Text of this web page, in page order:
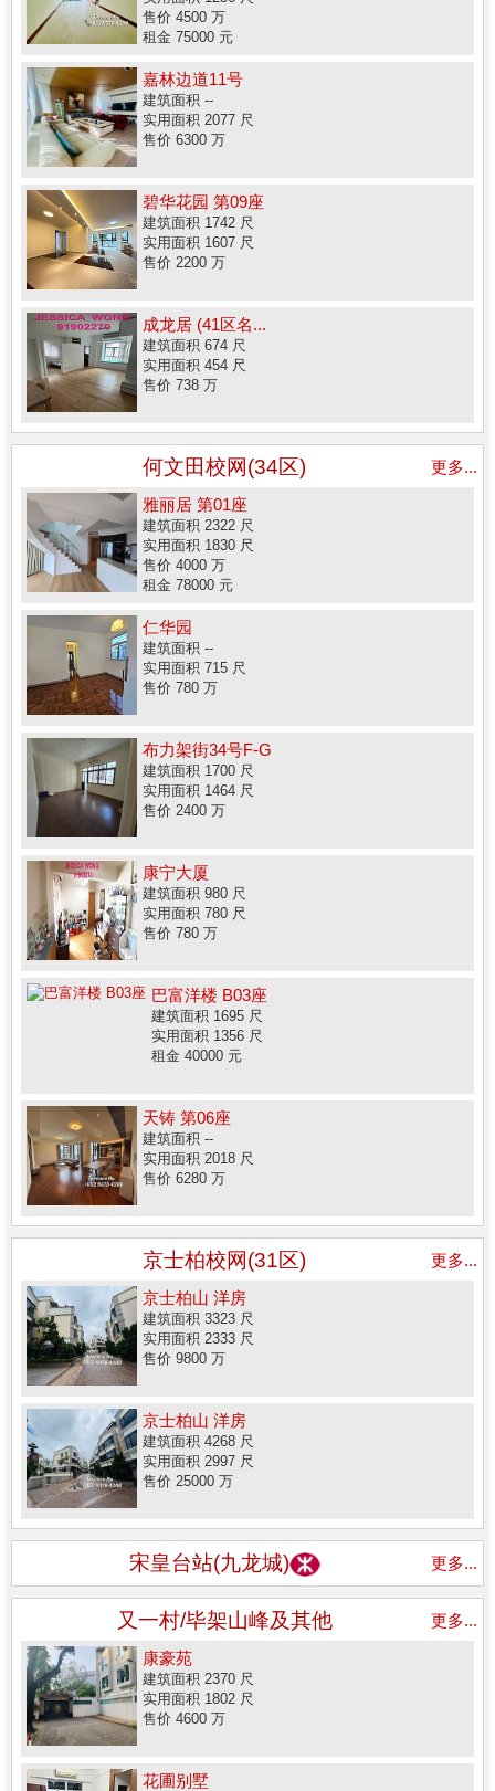
售价 4500 万
租金 75000 元
嘉林边道11号
建筑面积 --
实用面积 2077 尺
售价 6300 万
碧华花园 第09座
建筑面积 1742 尺
实用面积 1607 尺
售价 2200 万
成龙居 (41区名...
建筑面积 674 尺
实用面积 454 尺
售价 738 万
何文田校网(34区)
更多...
雅丽居 第01座
建筑面积 2322 尺
实用面积 1830 尺
售价 4000 万
租金 78000 元
仁华园
建筑面积 --
实用面积 715 尺
售价 780 万
布力架街34号F-G
建筑面积 1700 尺
实用面积 1464 尺
售价 2400 万
康宁大厦
建筑面积 980 尺
实用面积 780 尺
售价 780 万
巴富洋楼 B03座
建筑面积 1695 尺
实用面积 1356 尺
租金 40000 元
天铸 第06座
建筑面积 --
实用面积 2018 尺
售价 6280 万
京士柏校网(31区)
更多...
京士柏山 洋房
建筑面积 3323 尺
实用面积 2333 尺
售价 9800 万
京士柏山 洋房
建筑面积 4268 尺
实用面积 2997 尺
售价 25000 万
宋皇台站(九龙城) 更多...
又一村/毕架山峰及其他
更多...
康豪苑
建筑面积 2370 尺
实用面积 1802 尺
售价 4600 万
花圃别墅